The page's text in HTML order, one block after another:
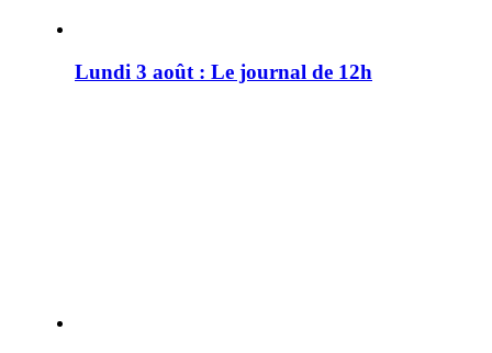
Lundi 3 août : Le journal de 12h